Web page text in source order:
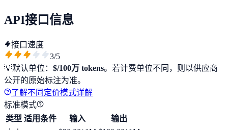
API接口信息
接口速度
3/5
💡默认单位： $/100万 tokens。若计费单位不同，则以供应商
公开的原始标注为准。
了解不同定价模式详解
标准模式
类型 适用条件 输入
输出